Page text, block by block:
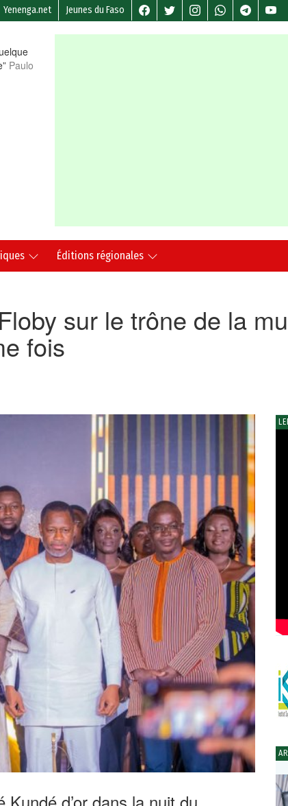
Yenenga.net Jeunes du Faso
Paulo
Éditions régionales
sur le trône de la
fois